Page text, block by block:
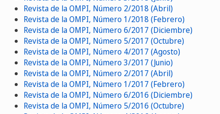
Revista de la OMPI, Número 2/2018 (Abril)
Revista de la OMPI, Número 1/2018 (Febrero)
Revista de la OMPI, Número 6/2017 (Diciembre)
Revista de la OMPI, Número 5/2017 (Octubre)
Revista de la OMPI, Número 4/2017 (Agosto)
Revista de la OMPI, Número 3/2017 (Junio)
Revista de la OMPI, Número 2/2017 (Abril)
Revista de la OMPI, Número 1/2017 (Febrero)
Revista de la OMPI, Número 6/2016 (Diciembre)
Revista de la OMPI, Número 5/2016 (Octubre)